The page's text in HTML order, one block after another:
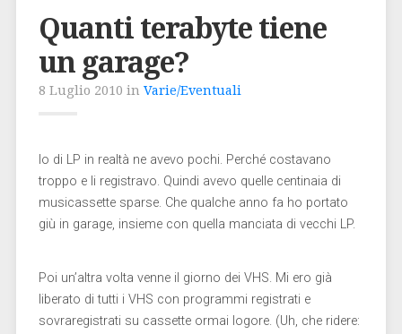
Quanti terabyte tiene
un garage?
8 Luglio 2010 in Varie/Eventuali
Io di LP in realtà ne avevo pochi. Perché costavano
troppo e li registravo. Quindi avevo quelle centinaia di
musicassette sparse. Che qualche anno fa ho portato
giù in garage, insieme con quella manciata di vecchi LP.
Poi un’altra volta venne il giorno dei VHS. Mi ero già
liberato di tutti i VHS con programmi registrati e
sovraregistrati su cassette ormai logore. (Uh, che ridere: